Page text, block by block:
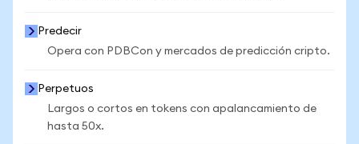
Predecir
Opera con PDBCon y mercados de predicción cripto.
Perpetuos
Largos o cortos en tokens con apalancamiento de
hasta 50x.